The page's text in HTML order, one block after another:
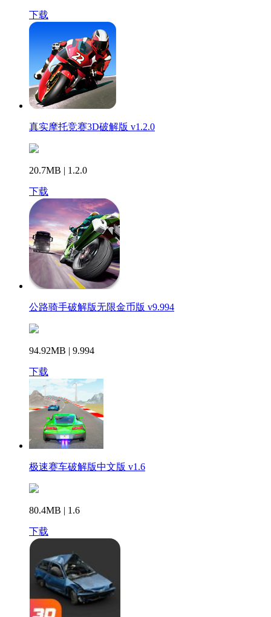
下载
真实摩托竞赛3D破解版 v1.2.0
20.7MB | 1.2.0
下载
公路骑手破解版无限金币版 v9.994
94.92MB | 9.994
下载
极速赛车破解版中文版 v1.6
80.4MB | 1.6
下载